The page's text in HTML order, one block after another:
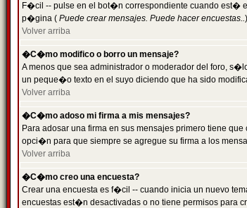
F�cil -- pulse en el bot�n correspondiente cuando est�
p�gina ( Puede crear mensajes. Puede hacer encuestas..)
Volver arriba
�C�mo modifico o borro un mensaje?
A menos que sea administrador o moderador del foro,
un peque�o texto en el suyo diciendo que ha sido
Volver arriba
�C�mo adoso mi firma a mis mensajes?
Para adosar una firma en sus mensajes primero tiene
opci�n para que siempre se agregue su firma a los
Volver arriba
�C�mo creo una encuesta?
Crear una encuesta es f�cil -- cuando inicia un nuevo
encuestas est�n desactivadas o no tiene permisos para